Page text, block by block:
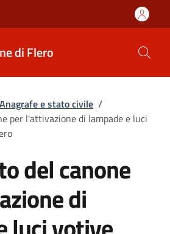
di Flero
Anagrafe e stato civile /
per l'attivazione di lampade e luci
del canone
di